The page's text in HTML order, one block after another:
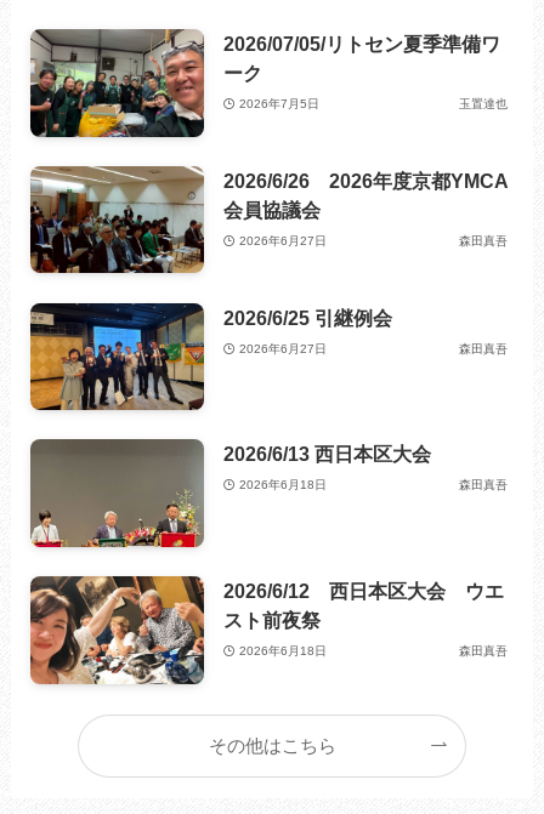
2026/07/05/リトセン夏季準備ワ
ーク
2026年7月5日 玉置達也
2026/6/26 2026年度京都YMCA
会員協議会
2026年6月27日 森田真吾
2026/6/25 引継例会
2026年6月27日 森田真吾
2026/6/13 西日本区大会
2026年6月18日 森田真吾
2026/6/12 西日本区大会 ウエ
スト前夜祭
2026年6月18日 森田真吾
その他はこちら